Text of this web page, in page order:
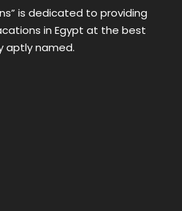
is dedicated to providing
in Egypt at the best
aptly named.